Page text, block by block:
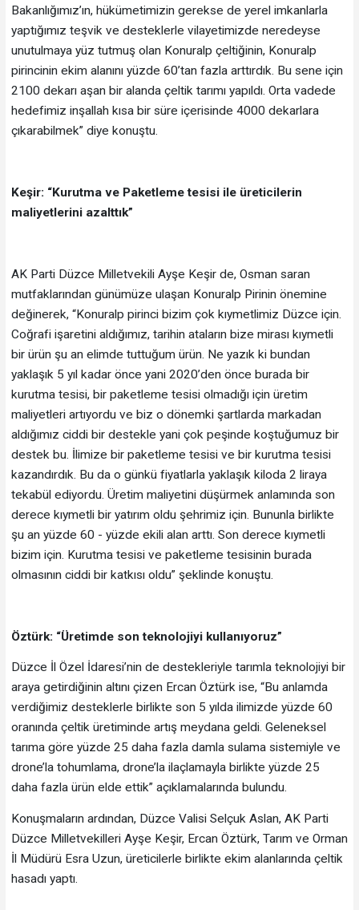
Bakanlığımız’ın, hükümetimizin gerekse de yerel imkanlarla
yaptığımız teşvik ve desteklerle vilayetimizde neredeyse
unutulmaya yüz tutmuş olan Konuralp çeltiğinin, Konuralp
pirincinin ekim alanını yüzde 60’tan fazla arttırdık. Bu sene için
2100 dekarı aşan bir alanda çeltik tarımı yapıldı. Orta vadede
hedefimiz inşallah kısa bir süre içerisinde 4000 dekarlara
çıkarabilmek” diye konuştu.
Keşir: “Kurutma ve Paketleme tesisi ile üreticilerin
maliyetlerini azalttık”
AK Parti Düzce Milletvekili Ayşe Keşir de, Osman saran
mutfaklarından günümüze ulaşan Konuralp Pirinin önemine
değinerek, “Konuralp pirinci bizim çok kıymetlimiz Düzce için.
Coğrafi işaretini aldığımız, tarihin ataların bize mirası kıymetli
bir ürün şu an elimde tuttuğum ürün. Ne yazık ki bundan
yaklaşık 5 yıl kadar önce yani 2020’den önce burada bir
kurutma tesisi, bir paketleme tesisi olmadığı için üretim
maliyetleri artıyordu ve biz o dönemki şartlarda markadan
aldığımız ciddi bir destekle yani çok peşinde koştuğumuz bir
destek bu. İlimize bir paketleme tesisi ve bir kurutma tesisi
kazandırdık. Bu da o günkü fiyatlarla yaklaşık kiloda 2 liraya
tekabül ediyordu. Üretim maliyetini düşürmek anlamında son
derece kıymetli bir yatırım oldu şehrimiz için. Bununla birlikte
şu an yüzde 60 - yüzde ekili alan arttı. Son derece kıymetli
bizim için. Kurutma tesisi ve paketleme tesisinin burada
olmasının ciddi bir katkısı oldu” şeklinde konuştu.
Öztürk: “Üretimde son teknolojiyi kullanıyoruz”
Düzce İl Özel İdaresi’nin de destekleriyle tarımla teknolojiyi bir
araya getirdiğinin altını çizen Ercan Öztürk ise, “Bu anlamda
verdiğimiz desteklerle birlikte son 5 yılda ilimizde yüzde 60
oranında çeltik üretiminde artış meydana geldi. Geleneksel
tarıma göre yüzde 25 daha fazla damla sulama sistemiyle ve
drone’la tohumlama, drone’la ilaçlamayla birlikte yüzde 25
daha fazla ürün elde ettik” açıklamalarında bulundu.
Konuşmaların ardından, Düzce Valisi Selçuk Aslan, AK Parti
Düzce Milletvekilleri Ayşe Keşir, Ercan Öztürk, Tarım ve Orman
İl Müdürü Esra Uzun, üreticilerle birlikte ekim alanlarında çeltik
hasadı yaptı.